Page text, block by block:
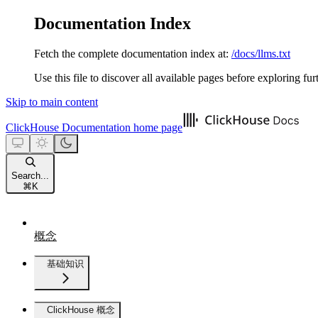
Documentation Index
Fetch the complete documentation index at: /docs/llms.txt
Use this file to discover all available pages before exploring
Skip to main content
ClickHouse Documentation home page
Search...
⌘ K
概念
基础知识
ClickHouse 概念